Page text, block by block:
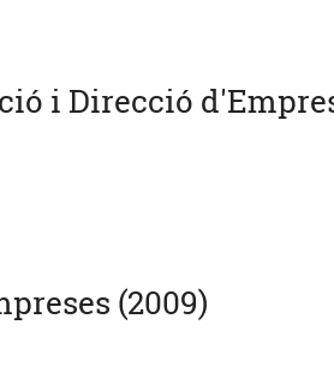
i Direcció
(2009)